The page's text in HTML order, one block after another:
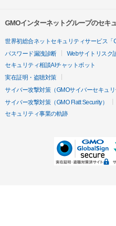
GMOインターネットグループのセキ
世界初総合ネットセキュリティサービス「
パスワード漏洩診断
Webサイトリスク
セキュリティ相談AIチャットボット
実在証明・盗聴対策
サイバー攻撃対策（GMOサイバーセキュリ
サイバー攻撃対策（GMO Flatt Security）
セキュリティ事業の軌跡